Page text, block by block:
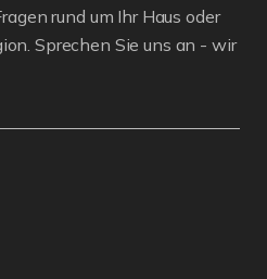
rund um Ihr Haus oder
Sprechen Sie uns an - wir